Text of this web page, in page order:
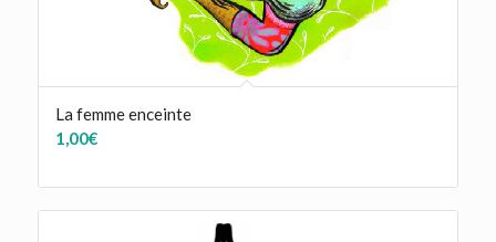
La femme enceinte
1,00€